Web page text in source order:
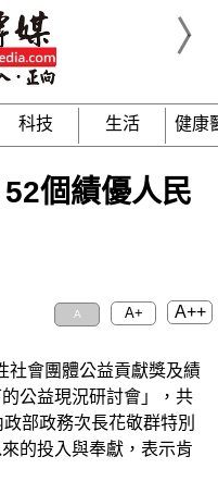
科技 生活 健康
個績優人民
A A+ A++
社會團體公益貢獻獎及績
公益現況研討會」，共
部政務次長花敬群特別
的投入與奉獻，表示肯